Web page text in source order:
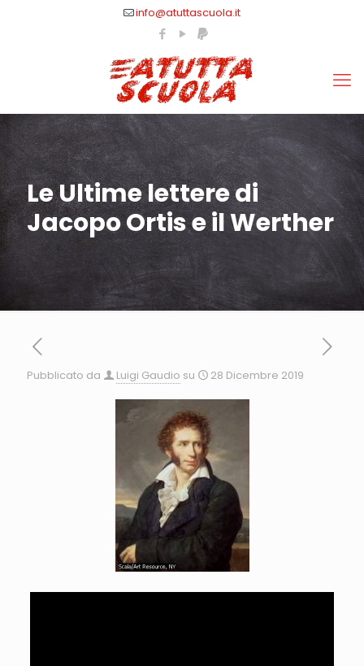
info@atuttascuola.it
Le Ultime lettere di
Jacopo Ortis e il Werther
Pubblicato da Luigi Gaudio su 28 Dicembre 2019